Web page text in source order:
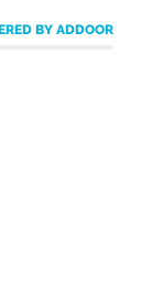
BY ADDOOR